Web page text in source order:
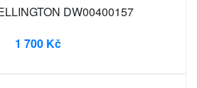
DW00400157
1 700 Kč